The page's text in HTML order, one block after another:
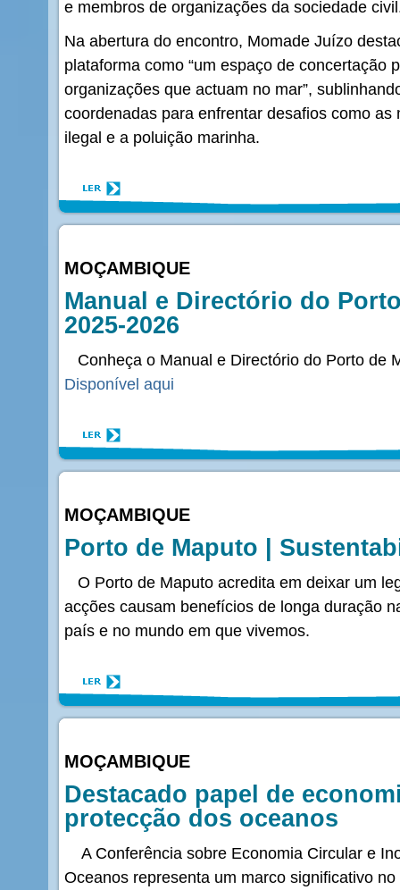
e membros de organizações da sociedade
Na abertura do encontro, Momade Juízo
plataforma como “um espaço de concertação
organizações que actuam no mar”,
coordenadas para enfrentar desafios como
ilegal e a poluição marinha.
MOÇAMBIQUE
Manual e Directório do
2025-2026
Conheça o Manual e Directório do Porto de
Disponível aqui
MOÇAMBIQUE
Porto de Maputo |
O Porto de Maputo acredita em deixar um
acções causam benefícios de longa duração
país e no mundo em que vivemos.
MOÇAMBIQUE
Destacado papel de
protecção dos oceanos
A Conferência sobre Economia Circular e
Oceanos representa um marco significativo